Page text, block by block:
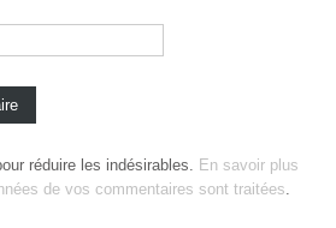
réduire les indésirables.
En savoir plus
de vos commentaires sont traitées